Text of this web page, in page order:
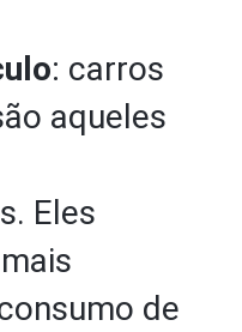
: carros
aqueles
Eles
de